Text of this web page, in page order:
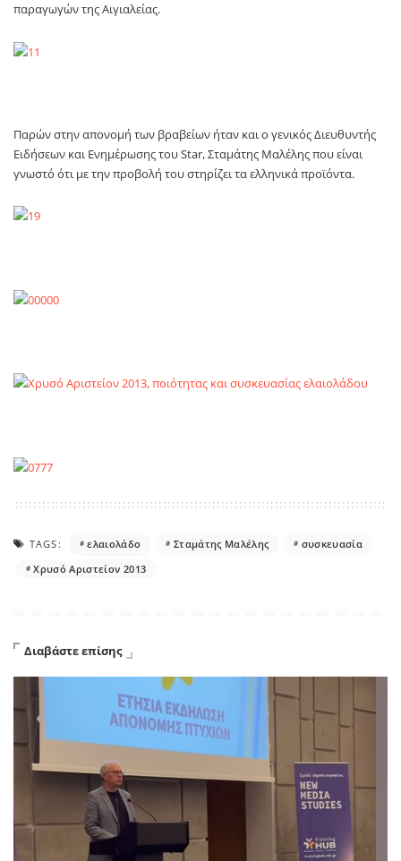
παραγωγών της Αιγιαλείας.
Παρών στην απονομή των βραβείων ήταν και ο γενικός Διευθυντής
Ειδήσεων και Ενημέρωσης του Star, Σταμάτης Μαλέλης που είναι
γνωστό ότι με την προβολή του στηρίζει τα ελληνικά προϊόντα.
TAGS: ελαιολάδο Σταμάτης Μαλέλης
συσκευασία
Χρυσό Αριστείον 2013
Διαβάστε επίσης